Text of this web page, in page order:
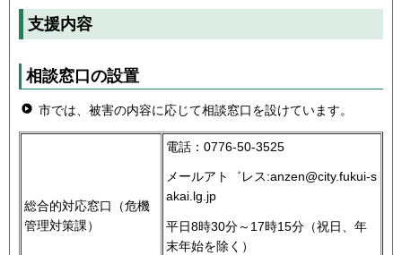
支援内容
相談窓口の設置
市では、被害の内容に応じて相談窓口を設けています。
総合的対応窓口（危機
管理対策課）
電話：0776-50-3525
メールアト゛レス:anzen@city.fukui-s
akai.lg.jp
平日8時30分～17時15分（祝日、年
末年始を除く）